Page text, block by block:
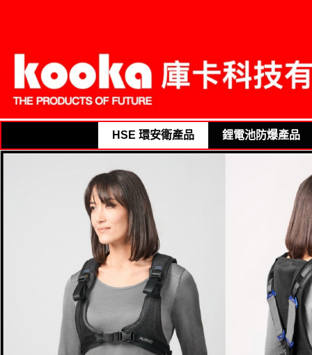
庫卡科技
THE PRODUCTS OF FUTURE
HSE 環安衛產品 鋰電池防爆產品